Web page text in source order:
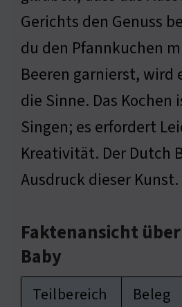
Gerichts den Genuss
du den Pfannkuchen
Beeren garnierst, wird
die Sinne. Das Kochen
Singen; es erfordert
Kreativität. Der Dutch
Ausdruck dieser Kunst.
Faktenansicht
Baby
Teilbereich Beleg